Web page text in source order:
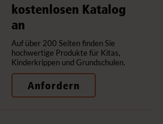
kostenlosen Katalog
an
Auf über 200 Seiten finden Sie
hochwertige Produkte für Kitas,
Kinderkrippen und Grundschulen.
Anfordern